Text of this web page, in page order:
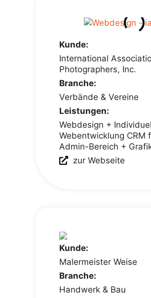
Kunde:
International
Photographers, Inc.
Branche:
Verbände & Vereine
Leistungen:
Webdesign +
Webentwicklung CRM
Admin-Bereich +
zur Webseite
Kunde:
Malermeister Weise
Branche:
Handwerk & Bau